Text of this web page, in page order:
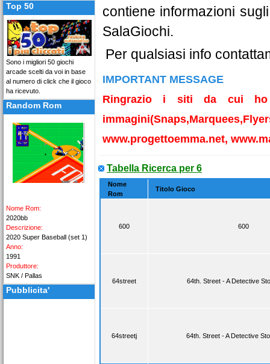
Top 50
Sono i migliori 50 giochi
arcade scelti da voi in base
al numero di click che il gioco
ha ricevuto.
Random Rom
Nome Rom:
2020bb
Descrizione:
2020 Super Baseball (set 1)
Anno:
1991
Produttore:
SNK / Pallas
Pubblicita'
contiene informazioni
SalaGiochi.
Per qualsiasi info
IMPORTANT MESSAGE
Ringrazio i siti da cui ho
www.progettoemma.net,
Tabella Ricerca per 6
Nome
Rom
Titolo Gioco
600 600
64street 64th. Street - A Detective
64streetj 64th. Street - A Detective